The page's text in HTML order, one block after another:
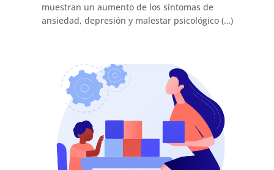
muestran un aumento de los síntomas de
ansiedad, depresión y malestar psicológico (…)